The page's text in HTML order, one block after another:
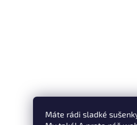
Máte rádi sladké